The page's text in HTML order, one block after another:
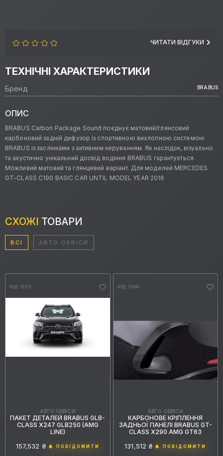
ЧИТАТИ ВІДГУКИ
ТЕХНІЧНІ ХАРАКТЕРИСТИКИ
Бренд BRABUS
ОПИС
BRABUS Carbon Package Sound поєднує матовий/глянсовий
карбоновий задній дифузор із спортивною вихлопною системою
BRABUS із заслінками з активним керуванням. Як наслідок, візуально
та акустично унікальний досвід водіння BRABUS гарантується.
Можливий матовий та глянцевий варіант. Для моделей MERCEDES
GT-CLASS C190 BASIC CAR UNTIL MODEL YEAR 2016
СХОЖІ ТОВАРИ
ВСІ АВТО ОБВІСИ
КОД: 13515
АВТО ОБВІСИ
ПАКЕТ ДЕТАЛЕЙ BRABUS GLB-
CLASS X247 GLB250 (AMG
LINE)
157,532 ₴ ПОВІДОМИТИ
КОД: 13549
АВТО ОБВІСИ
КАРБОНОВЕ КРІПЛЕННЯ
ЗАДНЬОЇ ПАНЕЛІ BRABUS GT-
CLASS X290 AMG GT63
131,512 ₴ ПОВІДОМИТИ